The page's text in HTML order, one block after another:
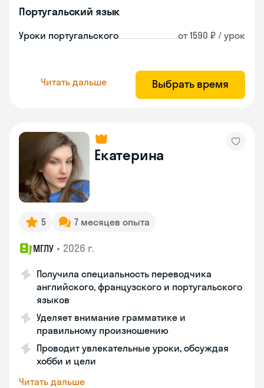
Португальский язык
Уроки португальского от 1590 ₽ / урок
Читать дальше Выбрать время
Екатерина
5 7 месяцев опыта
МГЛУ • 2026 г.
Получила специальность переводчика
английского, французского и португальского
языков
Уделяет внимание грамматике и
правильному произношению
Проводит увлекательные уроки, обсуждая
хобби и цели
Читать дальше